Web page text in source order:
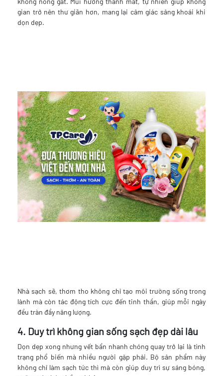
gian trở nên thư giãn hơn, mang lại cảm giác sảng khoái khi
dọn dẹp.
Nhà sạch sẽ, thơm tho không chỉ tạo môi trường sống trong
lành mà còn tác động tích cực đến tinh thần, giúp mỗi ngày
đều tràn đầy năng lượng.
4. Duy trì không gian sống sạch đẹp dài lâu
Dọn dẹp xong nhưng vết bẩn nhanh chóng quay trở lại là tình
trạng phổ biến mà nhiều người gặp phải. Bộ sản phẩm này
không chỉ làm sạch tức thì mà còn giúp duy trì sự sáng bóng,